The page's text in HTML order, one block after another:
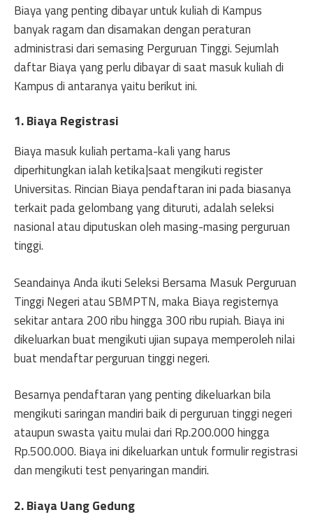
Biaya yang penting dibayar untuk kuliah di Kampus
banyak ragam dan disamakan dengan peraturan
administrasi dari semasing Perguruan Tinggi. Sejumlah
daftar Biaya yang perlu dibayar di saat masuk kuliah di
Kampus di antaranya yaitu berikut ini.
1. Biaya Registrasi
Biaya masuk kuliah pertama-kali yang harus
diperhitungkan ialah ketika|saat mengikuti register
Universitas. Rincian Biaya pendaftaran ini pada biasanya
terkait pada gelombang yang dituruti, adalah seleksi
nasional atau diputuskan oleh masing-masing perguruan
tinggi.
Seandainya Anda ikuti Seleksi Bersama Masuk Perguruan
Tinggi Negeri atau SBMPTN, maka Biaya registernya
sekitar antara 200 ribu hingga 300 ribu rupiah. Biaya ini
dikeluarkan buat mengikuti ujian supaya memperoleh nilai
buat mendaftar perguruan tinggi negeri.
Besarnya pendaftaran yang penting dikeluarkan bila
mengikuti saringan mandiri baik di perguruan tinggi negeri
ataupun swasta yaitu mulai dari Rp.200.000 hingga
Rp.500.000. Biaya ini dikeluarkan untuk formulir registrasi
dan mengikuti test penyaringan mandiri.
2. Biaya Uang Gedung